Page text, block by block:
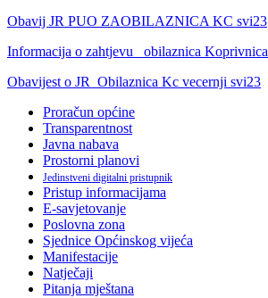
Obavij JR PUO ZAOBILAZNICA KC svi23
Informacija o zahtjevu_ obilaznica Koprivnica
Obavijest o JR_Obilaznica Kc vecernji svi23
Proračun općine
Transparentnost
Javna nabava
Prostorni planovi
Jedinstveni digitalni pristupnik
Pristup informacijama
E-savjetovanje
Poslovna zona
Sjednice Općinskog vijeća
Manifestacije
Natječaji
Pitanja mještana